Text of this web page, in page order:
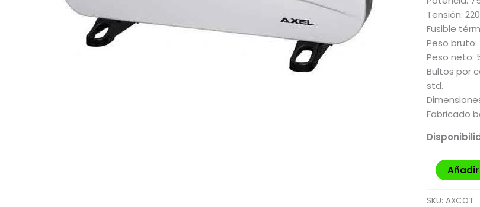
Tensión:
Fusible
Peso bruto:
Peso neto:
Bultos por
std.
Fabricado
SKU: AXCOT